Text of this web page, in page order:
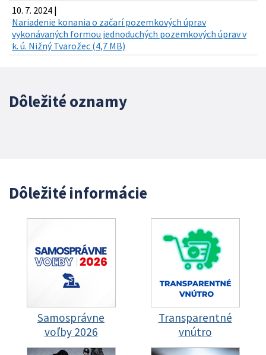
10. 7. 2024 |
Nariadenie konania o začarí pozemkových úprav
vykonávaných formou jednoduchých pozemkových úprav v
k. ú. Nižný Tvarožec (4,7 MB)
Dôležité oznamy
Dôležité informácie
Samosprávne
voľby 2026
Transparentné
vnútro